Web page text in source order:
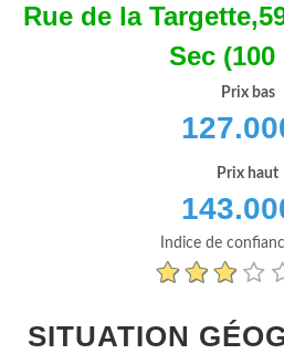
Rue de la
Sec (100
Prix bas
Prix haut
Indice de
SITUATION